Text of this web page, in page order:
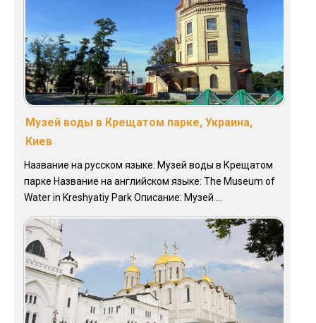
Музей воды в Крещатом парке, Украина,
Киев
Название на русском языке: Музей воды в Крещатом
парке Название на английском языке: The Museum of
Water in Kreshyatiy Park Описание: Музей ...